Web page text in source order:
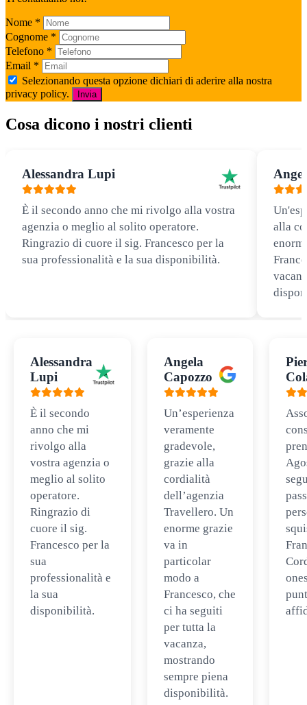
Nome *
Cognome *
Telefono *
Email *
Selezionando questa opzione dichiari di aderire alla nostra
privacy policy.
Invia
Cosa dicono i nostri clienti
Alessandra Lupi
È il secondo anno che mi rivolgo alla vostra
agenzia o meglio al solito operatore.
Ringrazio di cuore il sig. Francesco per la
sua professionalità e la sua disponibilità.
alla
Alessandra
Lupi
È il secondo
anno che mi
rivolgo alla
vostra agenzia o
meglio al solito
operatore.
Ringrazio di
cuore il sig.
Francesco per la
sua
professionalità e
la sua
disponibilità.
Angela
Capozzo
Un’esperienza
veramente
gradevole,
grazie alla
cordialità
dell’agenzia
Travellero. Un
enorme grazie
va in
particolar
modo a
Francesco, che
ci ha seguiti
per tutta la
vacanza,
mostrando
sempre piena
disponibilità.